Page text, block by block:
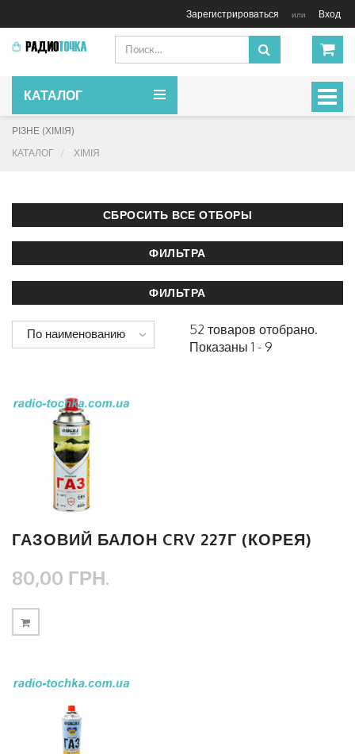
Зарегистрироваться или Вход
КАТАЛОГ
РІЗНЕ (ХІМІЯ)
КАТАЛОГ
ХІМІЯ
По наименованию
52 товаров отобрано.
Показаны 1 - 9
ГАЗОВИЙ БАЛОН CRV 227Г (КОРЕЯ)
80,00 ГРН.